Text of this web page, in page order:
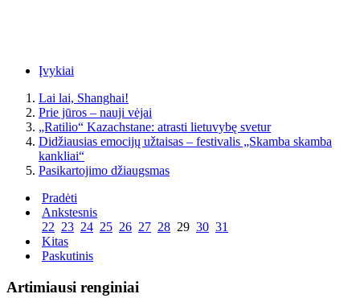
Įvykiai
Lai lai, Shanghai!
Prie jūros – nauji vėjai
„Ratilio“ Kazachstane: atrasti lietuvybę svetur
Didžiausias emocijų užtaisas – festivalis „Skamba skamba
kankliai“
Pasikartojimo džiaugsmas
Pradėti
Ankstesnis
22 23 24 25 26 27 28 29 30 31
Kitas
Paskutinis
Artimiausi renginiai